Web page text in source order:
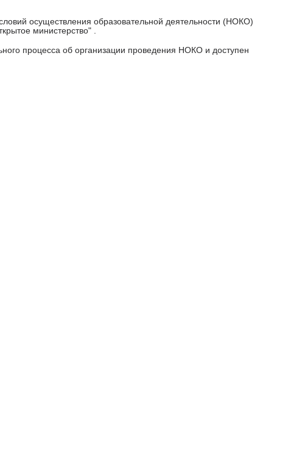
осуществления образовательной деятельности (НОКО)
министерство" .
процесса об организации проведения НОКО и доступен